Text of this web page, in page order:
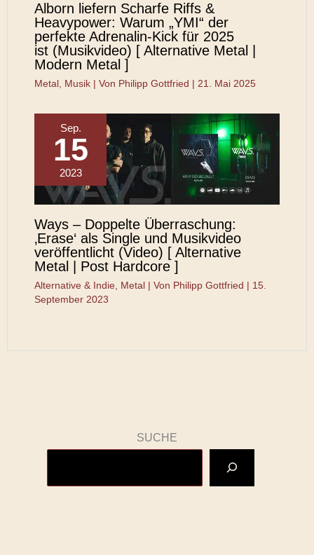
Alborn liefern Scharfe Riffs &
Heavypower: Warum „YMI“ der
perfekte Adrenalin-Kick für 2025
ist (Musikvideo) [ Alternative Metal |
Modern Metal ]
Metal, Musik | Von Philipp Gottfried |21. Mai 2025
Sep.
15
2023
Ways – Doppelte Überraschung:
‚Erase‘ als Single und Musikvideo
veröffentlicht (Video) [ Alternative
Metal | Post Hardcore ]
Alternative & Indie Metal | Von Philipp Gottfried | 15.
September 2023
SUCHE